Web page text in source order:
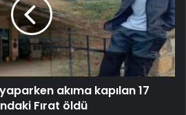
akıma kapılan 17
Fırat öldü